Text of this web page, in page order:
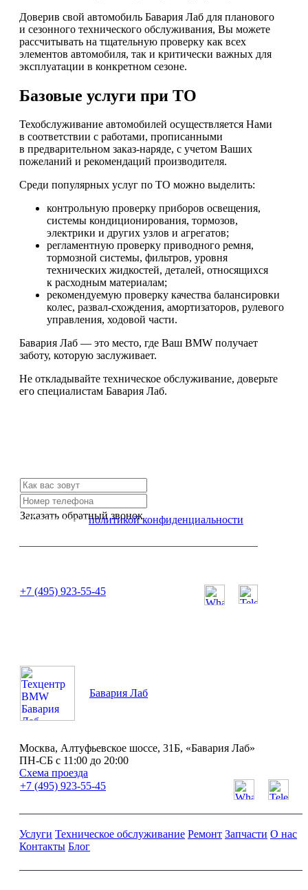
Доверив свой автомобиль Бавария Лаб для планового
и сезонного технического обслуживания, Вы можете
рассчитывать на тщательную проверку как всех
элементов автомобиля, так и критически важных для
эксплуатации в конкретном сезоне.
Базовые услуги при ТО
Техобслуживание автомобилей осуществляется Нами
в соответствии с работами, прописанными
в предварительном заказ-наряде, с учетом Ваших
пожеланий и рекомендаций производителя.
Среди популярных услуг по ТО можно выделить:
контрольную проверку приборов освещения,
системы кондиционирования, тормозов,
электрики и других узлов и агрегатов;
регламентную проверку приводного ремня,
тормозной системы, фильтров, уровня
технических жидкостей, деталей, относящихся
к расходным материалам;
рекомендуемую проверку качества балансировки
колес, развал-схождения, амортизаторов, рулевого
управления, ходовой части.
Бавария Лаб — это место, где Ваш BMW получает
заботу, которую заслуживает.
Не откладывайте техническое обслуживание, доверьте
его специалистам Бавария Лаб.
Заказать обратный звонок
Я согласен сполитикой конфиденциальности
+7 (495) 923-55-45
Бавария Лаб
Москва, Алтуфьевское шоссе, 31Б, «Бавария Лаб»
ПН-СБ с 11:00 до 20:00
Схема проезда
+7 (495) 923-55-45
Услуги Техническое обслуживание Ремонт Запчасти О нас
Контакты Блог